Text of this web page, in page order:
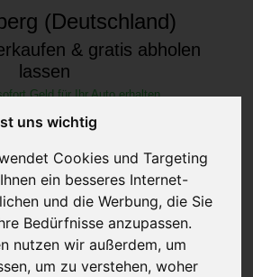
uns wichtig
Cookies und Targeting
ein besseres Internet-
und die Werbung, die Sie
Bedürfnisse anzupassen.
nutzen wir außerdem, um
um zu verstehen, woher
(Deutschland)
& gratis abholen
lassen
Geld für Ihr Auto erhalten
BEWERTUNG
für den Ankauf Ihres Autos inklusive der